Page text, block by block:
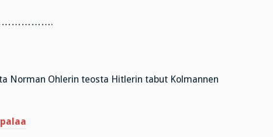
Norman Ohlerin teosta Hitlerin tabut Kolmannen